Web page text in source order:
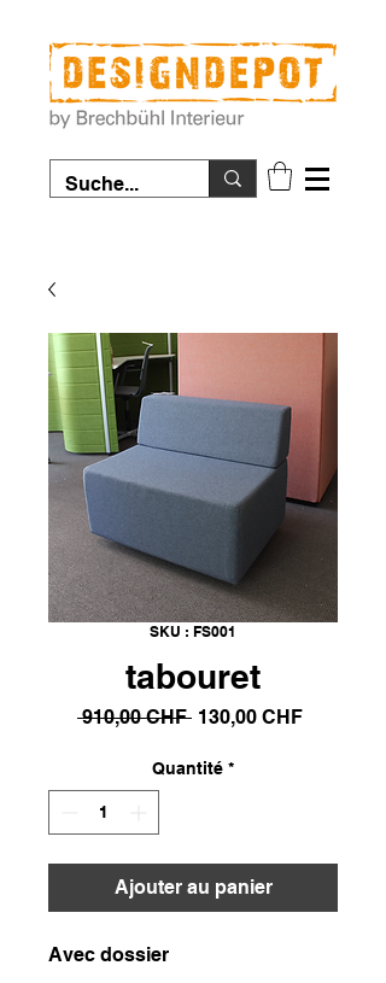
SKU : FS001
tabouret
910,00 CHF Prix
130,00 CHFPrix
Quantité *
Ajouter au panier
Avec dossier